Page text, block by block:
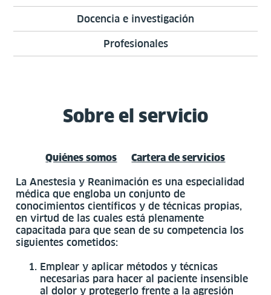
Docencia e investigación
Profesionales
Sobre el servicio
Quiénes somos Cartera de servicios
La Anestesia y Reanimación es una especialidad
médica que engloba un conjunto de
conocimientos científicos y de técnicas propias,
en virtud de las cuales está plenamente
capacitada para que sean de su competencia los
siguientes cometidos:
Emplear y aplicar métodos y técnicas
necesarias para hacer al paciente insensible
al dolor y protegerlo frente a la agresión